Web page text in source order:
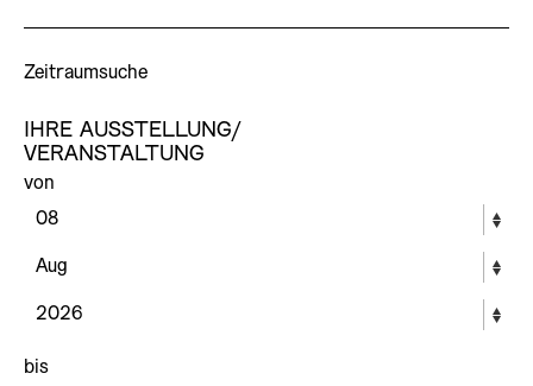
Zeitraumsuche
IHRE AUSSTELLUNG/
VERANSTALTUNG
von
bis